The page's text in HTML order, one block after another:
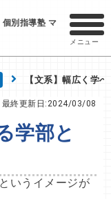
別指導塾 マ
メニュー
【文系】幅広く学
終更新日:2024/03/08
学部と
いうイメージが